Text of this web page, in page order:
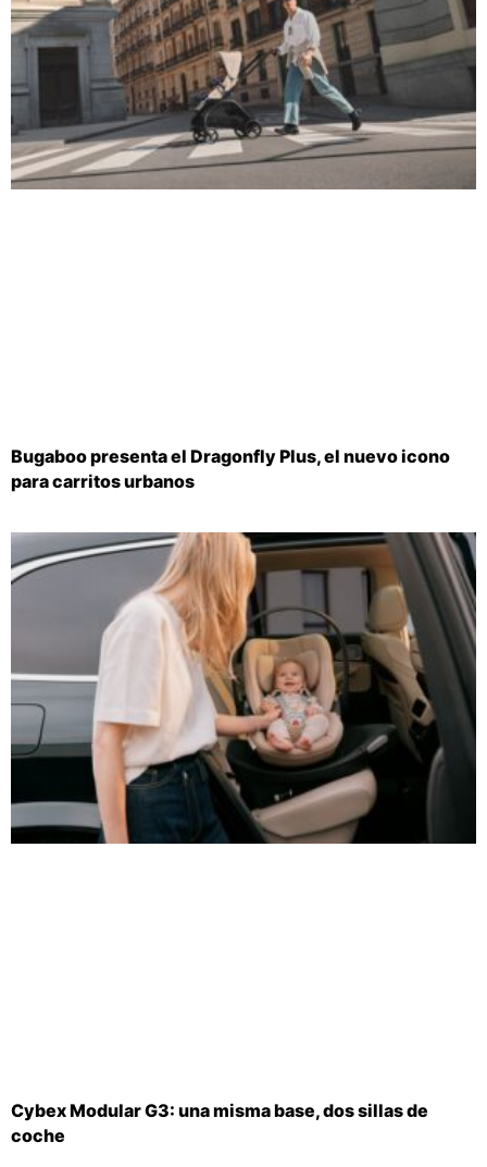
Bugaboo presenta el Dragonfly Plus, el nuevo icono
para carritos urbanos
Cybex Modular G3: una misma base, dos sillas de
coche